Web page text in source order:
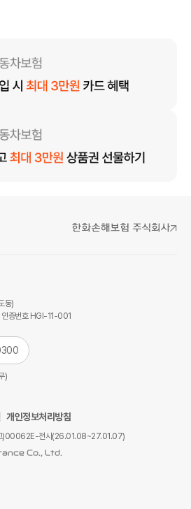
동)
인증번호 HGI-11-001
)
개인정보처리방침
)00062E-전사(26.01.08~27.01.07)
Co., Ltd.